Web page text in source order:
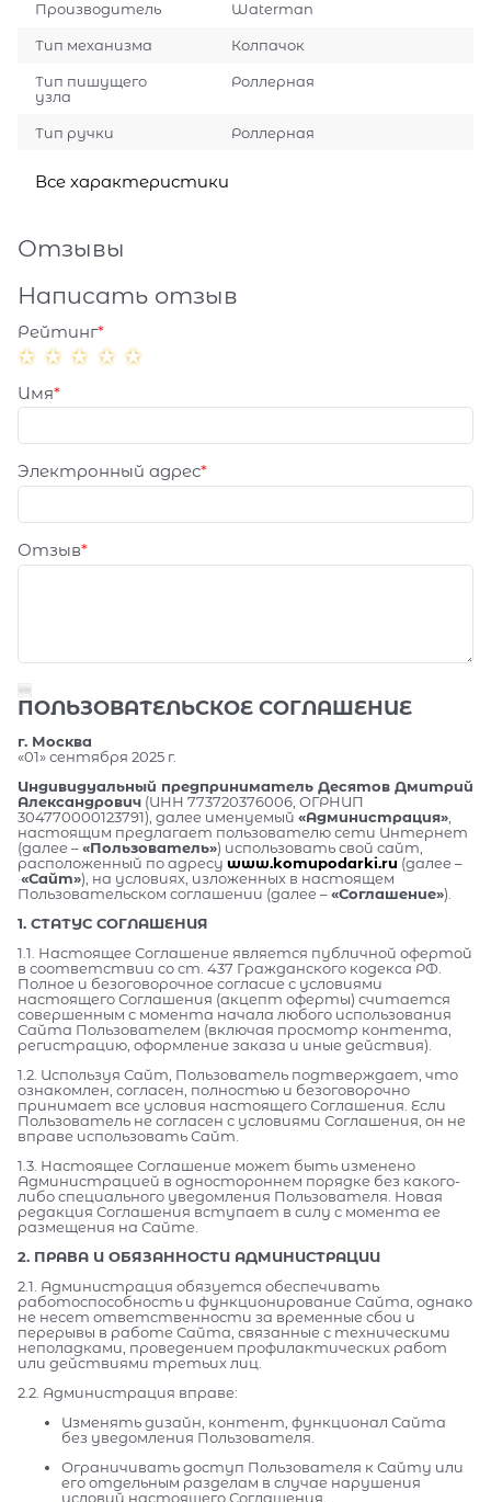
Производитель Waterman
Тип механизма Колпачок
Тип пишущего
узла
Роллерная
Тип ручки Роллерная
Все характеристики
Отзывы
Написать отзыв
Рейтинг
Имя
Электронный адрес
Отзыв
ПОЛЬЗОВАТЕЛЬСКОЕ СОГЛАШЕНИЕ
г. Москва
«01» сентября 2025 г.
Индивидуальный предприниматель Десятов Дмитрий
Александрович (ИНН 773720376006, ОГРНИП
304770000123791), далее именуемый «Администрация»
настоящим предлагает пользователю сети Интернет
(далее –«Пользователь») использовать свой сайт,
расположенный по адресу www.komupodarki.ru (далее –
«Сайт»), на условиях, изложенных в настоящем
Пользовательском соглашении (далее –«Соглашение»).
1. СТАТУС СОГЛАШЕНИЯ
1.1. Настоящее Соглашение является публичной офертой
в соответствии со ст. 437 Гражданского кодекса РФ.
Полное и безоговорочное согласие с условиями
настоящего Соглашения (акцепт оферты) считается
совершенным с момента начала любого использования
Сайта Пользователем (включая просмотр контента,
регистрацию, оформление заказа и иные действия).
1.2. Используя Сайт, Пользователь подтверждает, что
ознакомлен, согласен, полностью и безоговорочно
принимает все условия настоящего Соглашения. Если
Пользователь не согласен с условиями Соглашения, он не
вправе использовать Сайт.
1.3. Настоящее Соглашение может быть изменено
Администрацией в одностороннем порядке без какого-
либо специального уведомления Пользователя. Новая
редакция Соглашения вступает в силу с момента ее
размещения на Сайте.
2. ПРАВА И ОБЯЗАННОСТИ АДМИНИСТРАЦИИ
2.1. Администрация обязуется обеспечивать
работоспособность и функционирование Сайта, однако
не несет ответственности за временные сбои и
перерывы в работе Сайта, связанные с техническими
неполадками, проведением профилактических работ
или действиями третьих лиц.
2.2. Администрация вправе:
Изменять дизайн, контент, функционал Сайта
без уведомления Пользователя.
Ограничивать доступ Пользователя к Сайту или
его отдельным разделам в случае нарушения
условий настоящего Соглашения.